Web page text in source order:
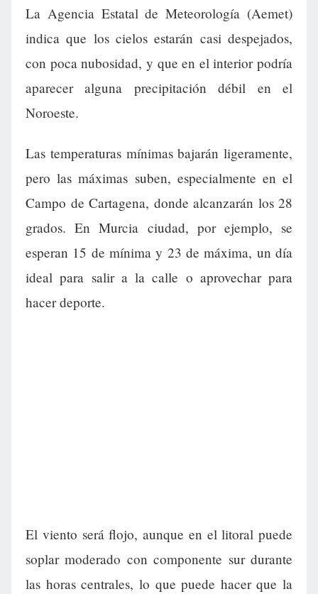
La Agencia Estatal de Meteorología (Aemet)
indica que los cielos estarán casi despejados,
con poca nubosidad, y que en el interior podría
aparecer alguna precipitación débil en el
Noroeste.
Las temperaturas mínimas bajarán ligeramente,
pero las máximas suben, especialmente en el
Campo de Cartagena, donde alcanzarán los 28
grados. En Murcia ciudad, por ejemplo, se
esperan 15 de mínima y 23 de máxima, un día
ideal para salir a la calle o aprovechar para
hacer deporte.
El viento será flojo, aunque en el litoral puede
soplar moderado con componente sur durante
las horas centrales, lo que puede hacer que la